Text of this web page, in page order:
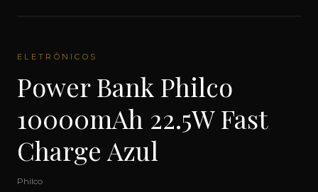
ELETRÔNICOS
Power Bank Philco
10000mAh 22.5W Fast
Charge Azul
Philco